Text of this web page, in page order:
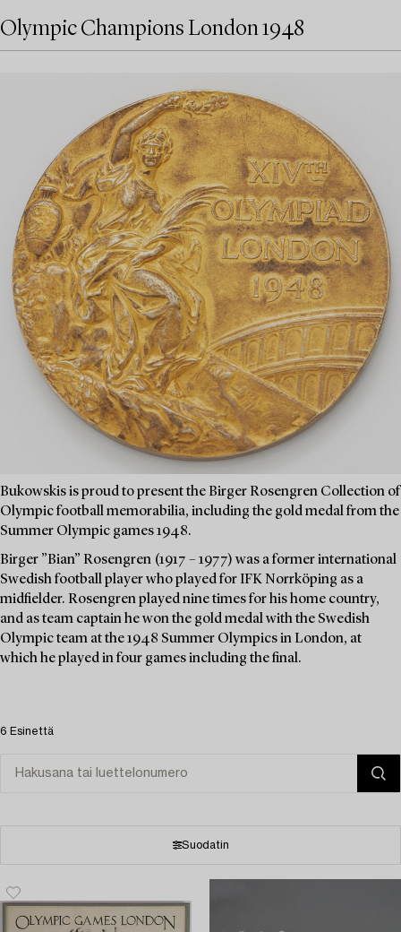
Olympic Champions London 1948
Bukowskis is proud to present the Birger Rosengren Collection of
Olympic football memorabilia, including the gold medal from the
Summer Olympic games 1948.
Birger ”Bian” Rosengren (1917 – 1977) was a former international
Swedish football player who played for IFK Norrköping as a
midfielder. Rosengren played nine times for his home country,
and as team captain he won the gold medal with the Swedish
Olympic team at the 1948 Summer Olympics in London, at
which he played in four games including the final.
6 Esinettä
Suodatin